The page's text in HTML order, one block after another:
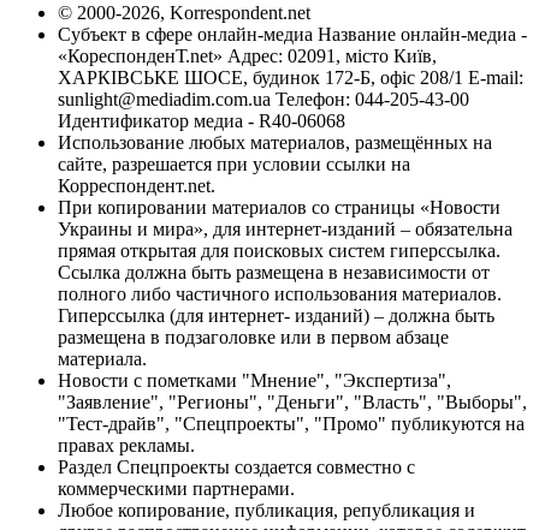
© 2000-2026, Korrespondent.net
Субъект в сфере онлайн-медиа Название онлайн-медиа -
«КореспонденТ.net» Адрес: 02091, місто Київ,
ХАРКІВСЬКЕ ШОСЕ, будинок 172-Б, офіс 208/1 E-mail:
sunlight@mediadim.com.ua Телефон: 044-205-43-00
Идентификатор медиа - R40-06068
Использование любых материалов, размещённых на
сайте, разрешается при условии ссылки на
Корреспондент.net.
При копировании материалов со страницы «Новости
Украины и мира», для интернет-изданий – обязательна
прямая открытая для поисковых систем гиперссылка.
Ссылка должна быть размещена в независимости от
полного либо частичного использования материалов.
Гиперссылка (для интернет- изданий) – должна быть
размещена в подзаголовке или в первом абзаце
материала.
Новости с пометками "Мнение", "Экспертиза",
"Заявление", "Регионы", "Деньги", "Власть", "Выборы",
"Тест-драйв", "Спецпроекты", "Промо" публикуются на
правах рекламы.
Раздел Спецпроекты создается совместно с
коммерческими партнерами.
Любое копирование, публикация, републикация и